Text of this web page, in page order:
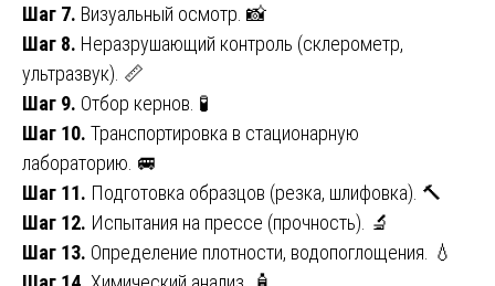
Шаг 7. Визуальный осмотр. 📸
Шаг 8. Неразрушающий контроль (склерометр,
ультразвук). 📏
Шаг 9. Отбор кернов. 🧪
Шаг 10. Транспортировка в стационарную
лабораторию. 🚐
Шаг 11. Подготовка образцов (резка, шлифовка). 🔨
Шаг 12. Испытания на прессе (прочность). 🔬
Шаг 13. Определение плотности, водопоглощения. 💧